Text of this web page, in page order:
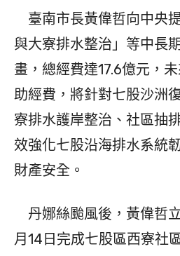
臺南市長黃偉哲向中央
與大寮排水整治」等中長
畫，總經費達17.6億元，
助經費，將針對七股沙洲
寮排水護岸整治、社區抽
效強化七股沿海排水系統
財產安全。
丹娜絲颱風後，黃偉哲
月14日完成七股區西寮社